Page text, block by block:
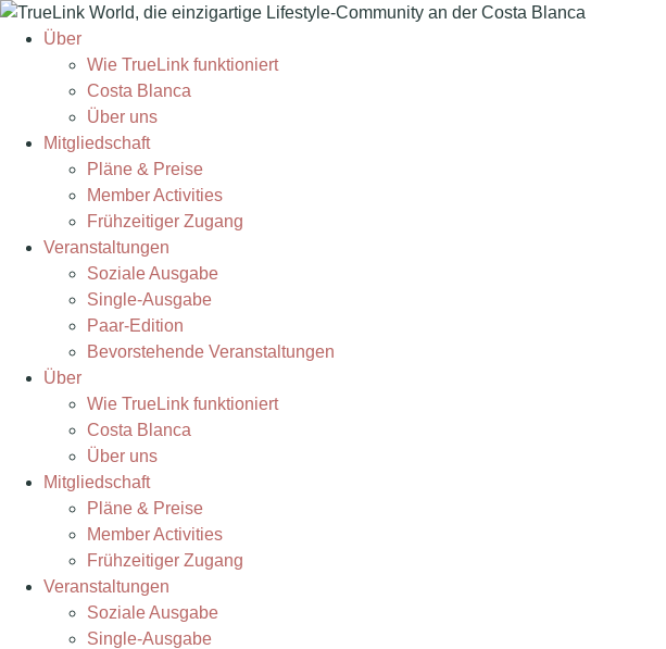
Über
Wie TrueLink funktioniert
Costa Blanca
Über uns
Mitgliedschaft
Pläne & Preise
Member Activities
Frühzeitiger Zugang
Veranstaltungen
Soziale Ausgabe
Single-Ausgabe
Paar-Edition
Bevorstehende Veranstaltungen
Über
Wie TrueLink funktioniert
Costa Blanca
Über uns
Mitgliedschaft
Pläne & Preise
Member Activities
Frühzeitiger Zugang
Veranstaltungen
Soziale Ausgabe
Single-Ausgabe